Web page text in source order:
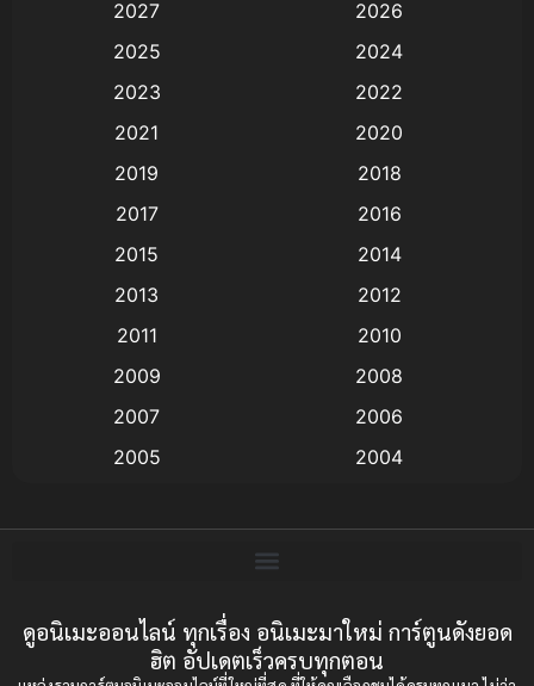
Animation การ์ตูน
Animation อนิเมะ
Animation แอนิเมชัน
(9)
Big tits (นมใหญ่)
Bitch (ผู้หญิงร่าน)
Bondage (ทาส)(1)
2027
2026
2025
2024
2023
2022
2021
2020
2019
2018
2017
2016
2015
2014
2013
2012
2011
2010
2009
2008
2007
2006
2005
2004
2001
2000
1997
1996
1993
1992
ดูอนิเมะออนไลน์ ทุกเรื่อง อนิเมะมาใหม่ การ์ตูนดังยอด
ฮิต อัปเดตเร็วครบทุกตอน